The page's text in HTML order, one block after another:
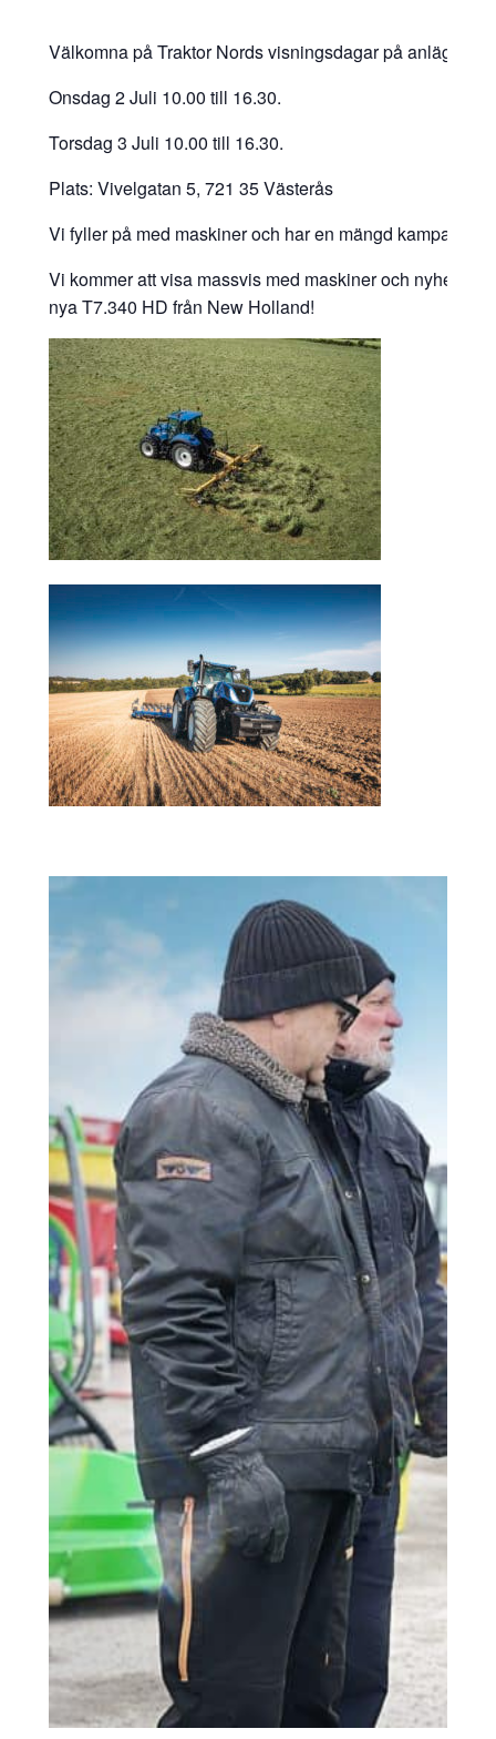
Välkomna på Traktor Nords visningsdagar på
Onsdag 2 Juli 10.00 till 16.30.
Torsdag 3 Juli 10.00 till 16.30.
Plats: Vivelgatan 5, 721 35 Västerås
Vi fyller på med maskiner och har en mängd kampanjer
Vi kommer att visa massvis med maskiner och nyheter
nya T7.340 HD från New Holland!